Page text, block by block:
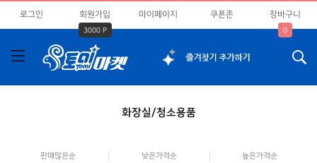
로그인 회원가입
3000 P
마이페이지 쿠폰존 장바구니
0
화장실/청소용품
판매많은순 낮은가격순 높은가격순